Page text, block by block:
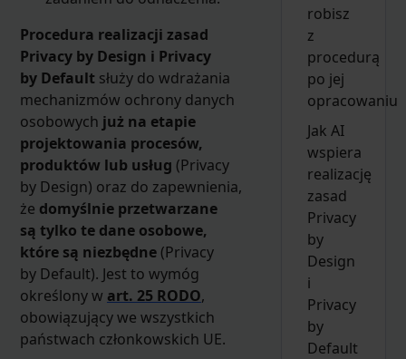
Procedura realizacji zasad
Privacy by Design i Privacy
by Defaultsłuży do wdrażania
mechanizmów ochrony danych
osobowych już na etapie
projektowania procesów,
produktów lub usług (Privacy
by Design) oraz do zapewnienia,
że domyślnie przetwarzane
są tylko te dane osobowe,
które są niezbędne(Privacy
by Default). Jest to wymóg
określony w art. 25 RODO,
obowiązujący we wszystkich
państwach członkowskich UE.
robisz
z
procedurą
po jej
opracowaniu
Jak AI
wspiera
realizację
zasad
Privacy
by
Design
i
Privacy
by
Default